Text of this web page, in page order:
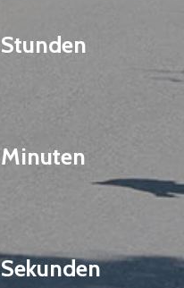
Stunden
Minuten
Sekunden